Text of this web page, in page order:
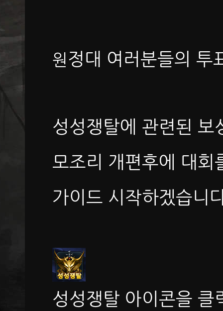
원정대 여러분들의 투
성성쟁탈에 관련된 보
모조리 개편후에 대회
가이드 시작하겠습니
성성쟁탈 아이콘을 클